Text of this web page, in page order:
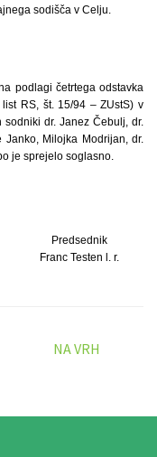
sodišča v Celju.
podlagi četrtega odstavka
RS, št. 15/94 – ZUstS) v
dr. Janez Čebulj, dr.
Janko, Milojka Modrijan, dr.
je sprejelo soglasno.
Predsednik
Franc Testen l. r.
NA VRH